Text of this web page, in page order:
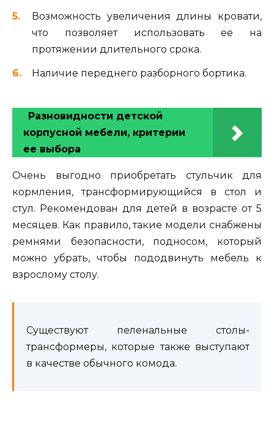
Возможность увеличения длины кровати,
что позволяет использовать ее на
протяжении длительного срока.
Наличие переднего разборного бортика.
Разновидности детской
корпусной мебели, критерии
ее выбора
Очень выгодно приобретать стульчик для
кормления, трансформирующийся в стол и
стул. Рекомендован для детей в возрасте от 5
месяцев. Как правило, такие модели снабжены
ремнями безопасности, подносом, который
можно убрать, чтобы пододвинуть мебель к
взрослому столу.
Существуют пеленальные столы-
трансформеры, которые также выступают
в качестве обычного комода.